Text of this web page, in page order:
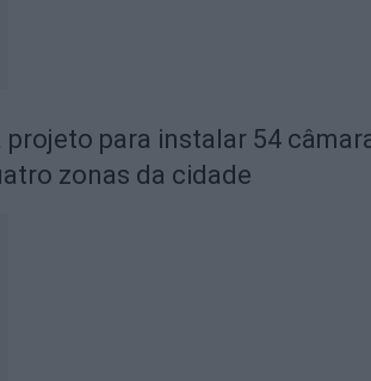
projeto para instalar 54
zonas da cidade